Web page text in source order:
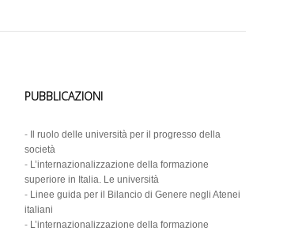
PUBBLICAZIONI
-
Il ruolo delle università per il progresso della
società
- L’internazionalizzazione della formazione
superiore in Italia. Le università
- Linee guida per il Bilancio di Genere negli Atenei
italiani
- L’internazionalizzazione della formazione